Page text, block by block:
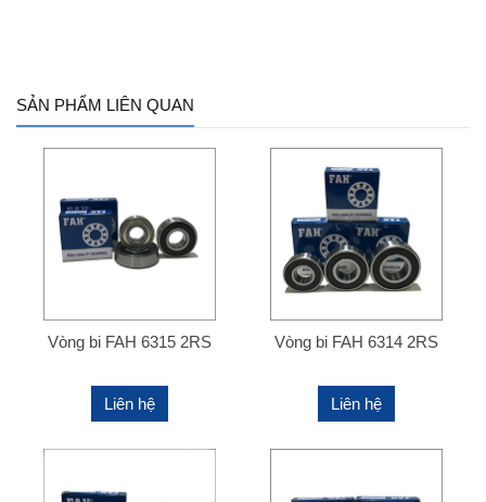
SẢN PHẨM LIÊN QUAN
Vòng bi FAH 6315 2RS
Liên hệ
Vòng bi FAH 6314 2RS
Liên hệ